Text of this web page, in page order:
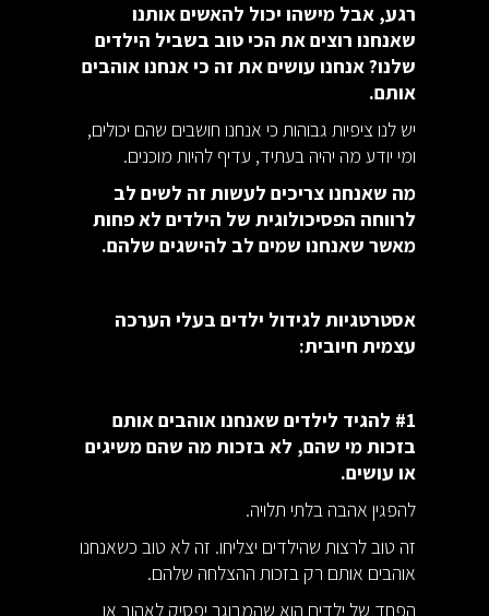
רגע, אבל מישהו יכול להאשים אותנו
שאנחנו רוצים את הכי טוב בשביל הילדים
שלנו? אנחנו עושים את זה כי אנחנו אוהבים
אותם.
יש לנו ציפיות גבוהות כי אנחנו חושבים שהם יכולים,
ומי יודע מה יהיה בעתיד, עדיף להיות מוכנים.
מה שאנחנו צריכים לעשות זה לשים לב
לרווחה הפסיכולוגית של הילדים לא פחות
מאשר שאנחנו שמים לב להישגים שלהם.
אסטרטגיות לגידול ילדים בעלי הערכה
עצמית חיובית:
#1 להגיד לילדים שאנחנו אוהבים אותם
בזכות מי שהם, לא בזכות מה שהם משיגים
או עושים.
להפגין אהבה בלתי תלויה.
זה טוב לרצות שהילדים יצליחו. זה לא טוב כשאנחנו
אוהבים אותם רק בזכות ההצלחה שלהם.
הפחד של ילדים הוא שהמבוגר יפסיק לאהוב או